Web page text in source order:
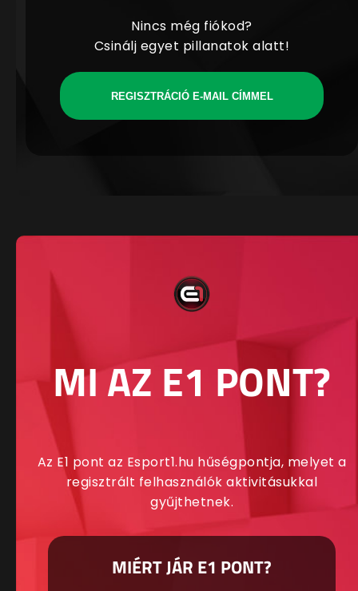
Nincs még fiókod?
Csinálj egyet pillanatok alatt!
REGISZTRÁCIÓ E-MAIL CÍMMEL
MI AZ E1 PONT?
Az E1 pont az Esport1.hu hűségpontja, melyet a
regisztrált felhasználók aktivitásukkal
gyűjthetnek.
MIÉRT JÁR E1 PONT?